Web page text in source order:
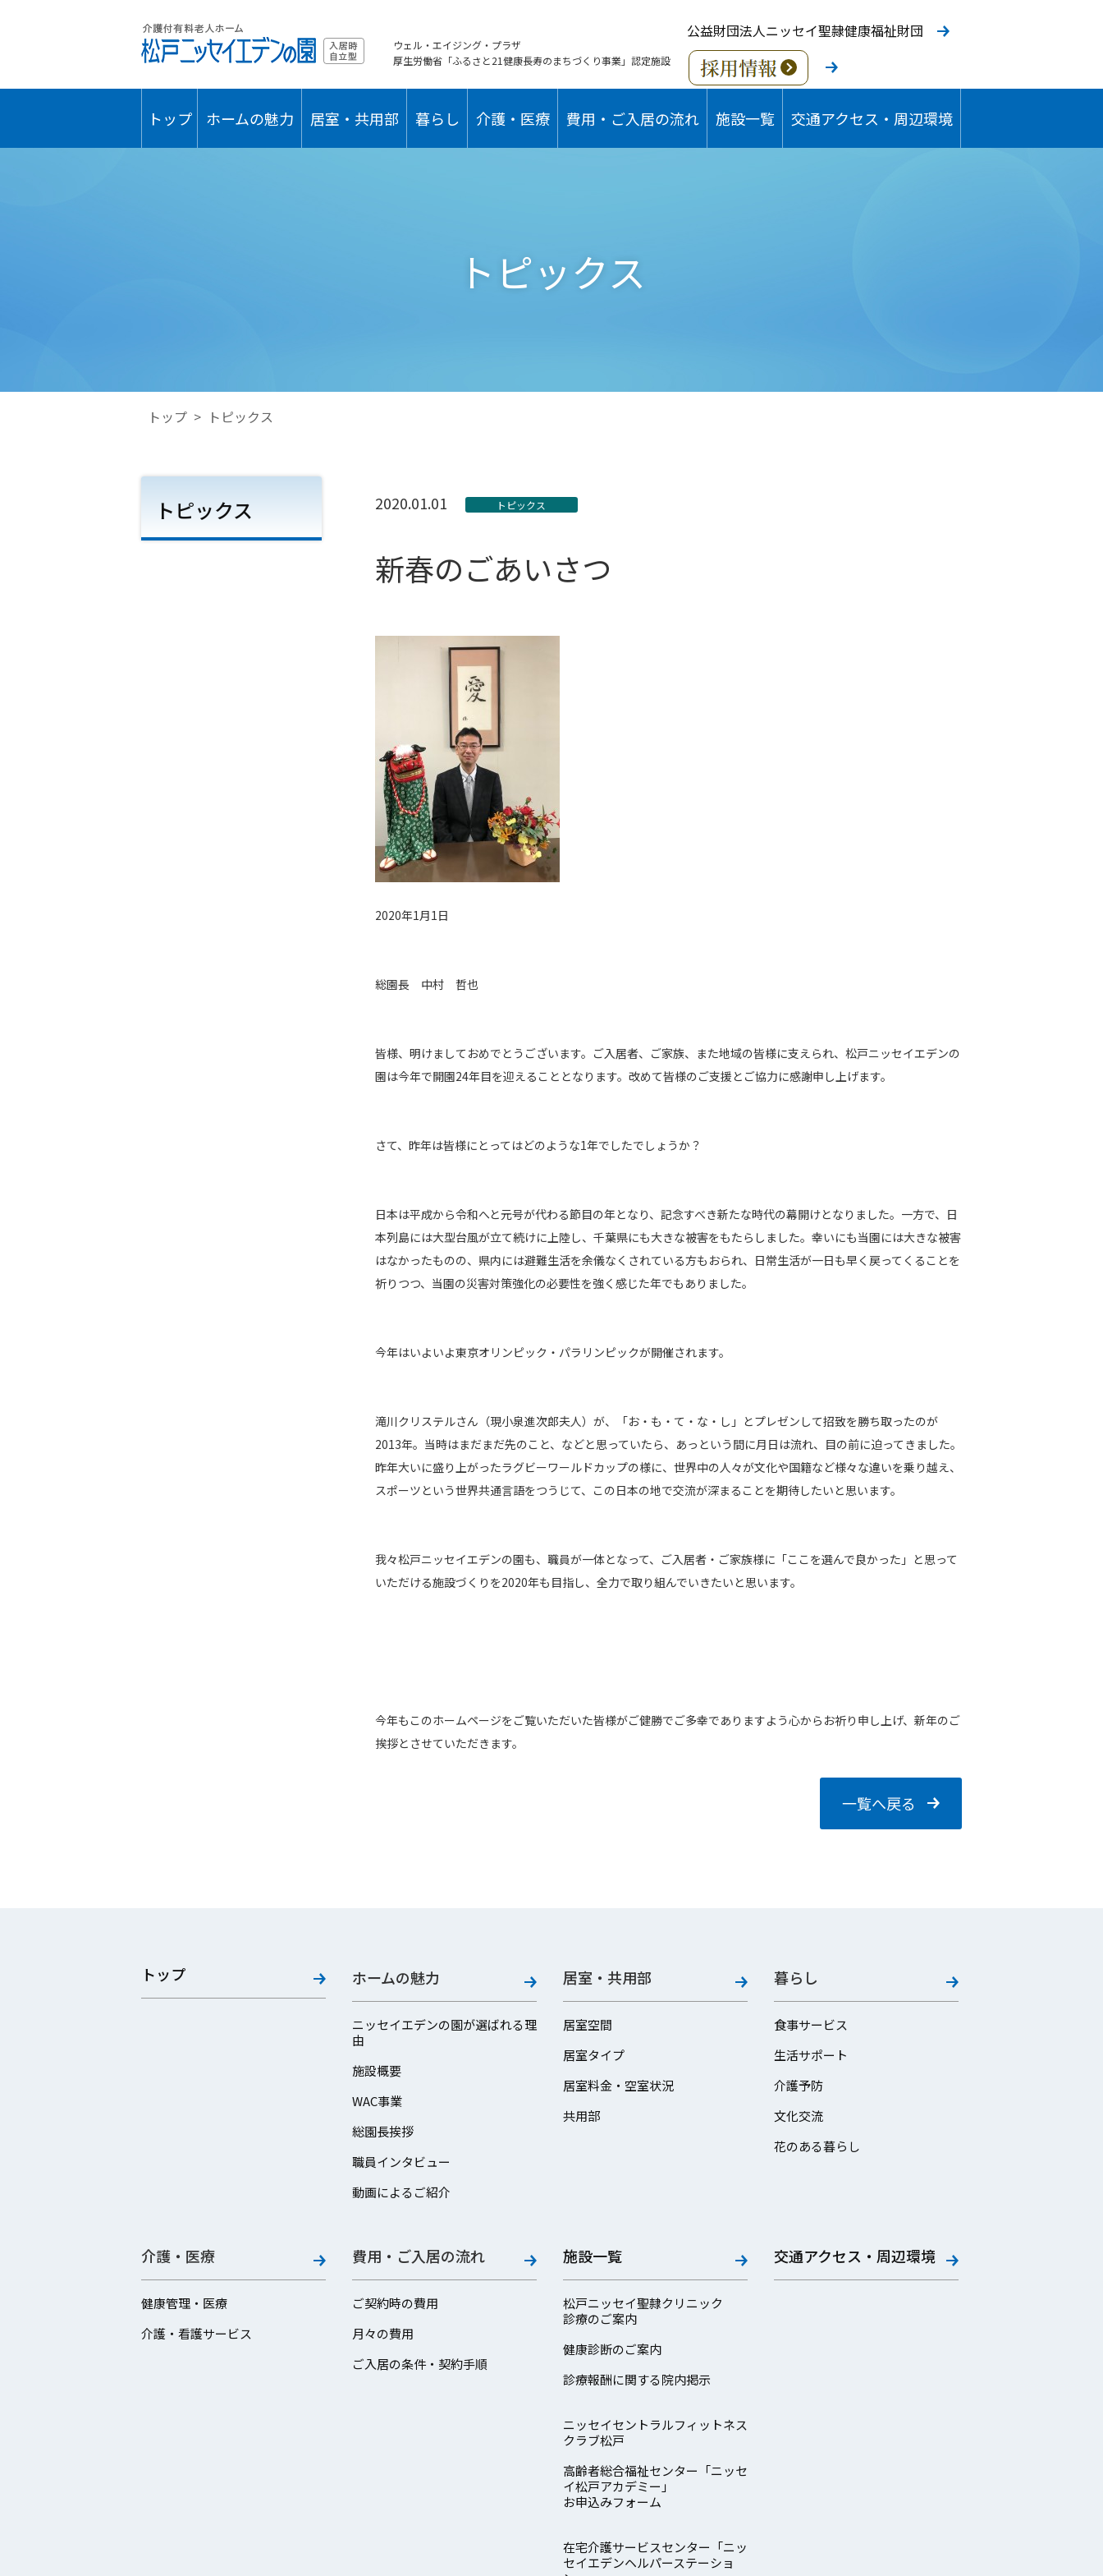
公益財団法人ニッセイ聖隷健康福祉財団
ウェル・エイジング・プラザ
厚生労働省「ふるさと21健康長寿のまちづくり事業」認定施設
トップ ホームの魅力 居室・共用部 暮らし 介護・医療 費用・ご入居の流れ 施設一覧 交通アクセス・周辺環境
トピックス
トップ > トピックス
2020.01.01 トピックス
新春のごあいさつ
2020年1月1日
総園長 中村 哲也
皆様、明けましておめでとうございます。ご入居者、ご家族、また地域の皆様に支えられ、松戸ニッセイエデンの
園は今年で開園24年目を迎えることとなります。改めて皆様のご支援とご協力に感謝申し上げます。
さて、昨年は皆様にとってはどのような1年でしたでしょうか？
日本は平成から令和へと元号が代わる節目の年となり、記念すべき新たな時代の幕開けとなりました。一方で、日
本列島には大型台風が立て続けに上陸し、千葉県にも大きな被害をもたらしました。幸いにも当園には大きな被害
はなかったものの、県内には避難生活を余儀なくされている方もおられ、日常生活が一日も早く戻ってくることを
祈りつつ、当園の災害対策強化の必要性を強く感じた年でもありました。
今年はいよいよ東京オリンピック・パラリンピックが開催されます。
滝川クリステルさん（現小泉進次郎夫人）が、「お・も・て・な・し」とプレゼンして招致を勝ち取ったのが
2013年。当時はまだまだ先のこと、などと思っていたら、あっという間に月日は流れ、目の前に迫ってきました。
昨年大いに盛り上がったラグビーワールドカップの様に、世界中の人々が文化や国籍など様々な違いを乗り越え、
スポーツという世界共通言語をつうじて、この日本の地で交流が深まることを期待したいと思います。
我々松戸ニッセイエデンの園も、職員が一体となって、ご入居者・ご家族様に「ここを選んで良かった」と思って
いただける施設づくりを2020年も目指し、全力で取り組んでいきたいと思います。
今年もこのホームページをご覧いただいた皆様がご健勝でご多幸でありますよう心からお祈り申し上げ、新年のご
挨拶とさせていただきます。
一覧へ戻る
トピックス
トップ ホームの魅力
ニッセイエデンの園が選ばれる理
由
施設概要
WAC事業
総園長挨拶
職員インタビュー
動画によるご紹介
居室・共用部
居室空間
居室タイプ
居室料金・空室状況
共用部
暮らし
食事サービス
生活サポート
介護予防
文化交流
花のある暮らし
介護・医療
健康管理・医療
介護・看護サービス
費用・ご入居の流れ
ご契約時の費用
月々の費用
ご入居の条件・契約手順
施設一覧
松戸ニッセイ聖隷クリニック
診療のご案内
健康診断のご案内
診療報酬に関する院内掲示
ニッセイセントラルフィットネス
クラブ松戸
高齢者総合福祉センター「ニッセ
イ松戸アカデミー」
お申込みフォーム
在宅介護サービスセンター「ニッ
セイエデンヘルパーステーショ
交通アクセス・周辺環境